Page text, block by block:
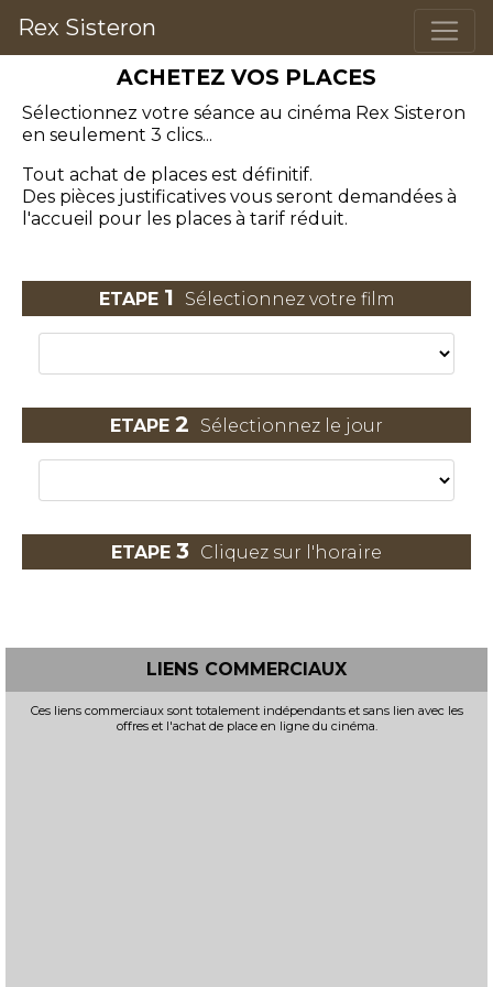
Rex Sisteron
ACHETEZ VOS PLACES
Sélectionnez votre séance au cinéma Rex Sisteron
en seulement 3 clics...
Tout achat de places est définitif.
Des pièces justificatives vous seront demandées à
l'accueil pour les places à tarif réduit.
ETAPE 1 Sélectionnez votre film
ETAPE 2 Sélectionnez le jour
ETAPE 3 Cliquez sur l'horaire
LIENS COMMERCIAUX
Ces liens commerciaux sont totalement indépendants et sans lien avec les
offres et l'achat de place en ligne du cinéma.